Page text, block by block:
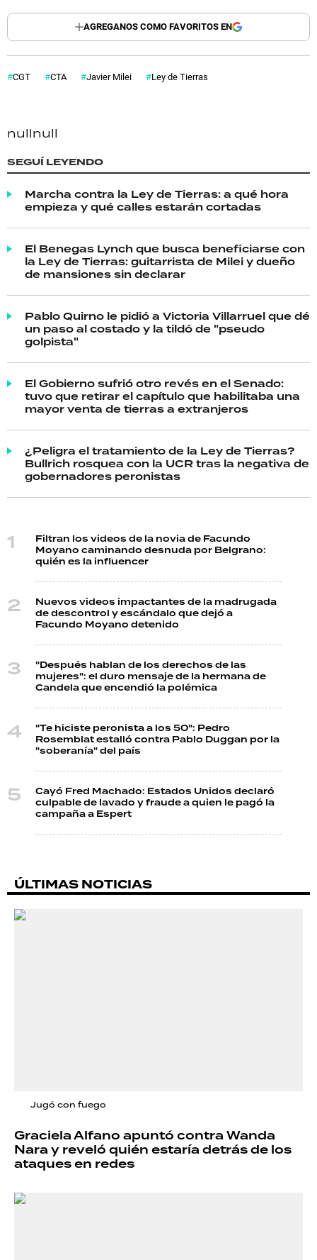
AGREGANOS COMO FAVORITOS EN
CGT CTA Javier Milei Ley de Tierras
nullnull
SEGUÍ LEYENDO
Marcha contra la Ley de Tierras: a qué hora
empieza y qué calles estarán cortadas
El Benegas Lynch que busca beneficiarse con
la Ley de Tierras: guitarrista de Milei y dueño
de mansiones sin declarar
Pablo Quirno le pidió a Victoria Villarruel que dé
un paso al costado y la tildó de "pseudo
golpista"
El Gobierno sufrió otro revés en el Senado:
tuvo que retirar el capítulo que habilitaba una
mayor venta de tierras a extranjeros
¿Peligra el tratamiento de la Ley de Tierras?
Bullrich rosquea con la UCR tras la negativa de
gobernadores peronistas
Filtran los videos de la novia de Facundo
Moyano caminando desnuda por Belgrano:
quién es la influencer
Nuevos videos impactantes de la madrugada
de descontrol y escándalo que dejó a
Facundo Moyano detenido
"Después hablan de los derechos de las
mujeres": el duro mensaje de la hermana de
Candela que encendió la polémica
"Te hiciste peronista a los 50": Pedro
Rosemblat estalló contra Pablo Duggan por la
"soberanía" del país
Cayó Fred Machado: Estados Unidos declaró
culpable de lavado y fraude a quien le pagó la
campaña a Espert
ÚLTIMAS NOTICIAS
Jugó con fuego
Graciela Alfano apuntó contra Wanda
Nara y reveló quién estaría detrás de los
ataques en redes